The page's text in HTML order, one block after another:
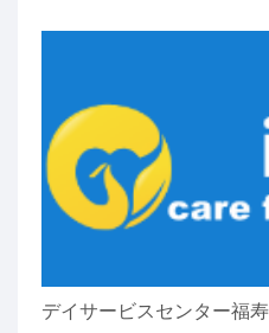
デイサービスセンター福